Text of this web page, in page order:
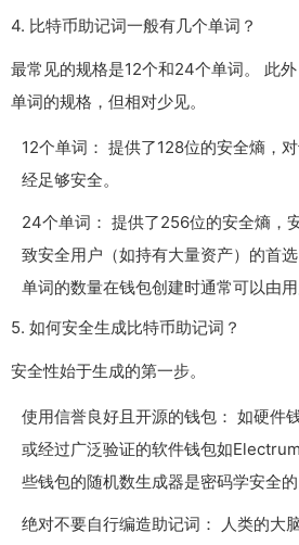
4. 比特币助记词一般有几个单词？
最常见的规格是12个和24个单词。 此
单词的规格，但相对少见。
12个单词： 提供了128位的安全熵，
经足够安全。
24个单词： 提供了256位的安全熵，
致安全用户（如持有大量资产）的首选
单词的数量在钱包创建时通常可以由用
5. 如何安全生成比特币助记词？
安全性始于生成的第一步。
使用信誉良好且开源的钱包： 如硬件
或经过广泛验证的软件钱包如
些钱包的随机数生成器是密码学安全的
绝对不要自行编造助记词： 人类的大